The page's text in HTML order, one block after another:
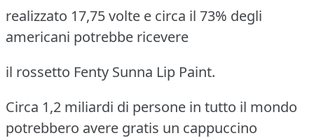
realizzato 17,75 volte e circa il 73% degli
americani potrebbe ricevere
il rossetto Fenty Sunna Lip Paint.
Circa 1,2 miliardi di persone in tutto il mondo
potrebbero avere gratis un cappuccino